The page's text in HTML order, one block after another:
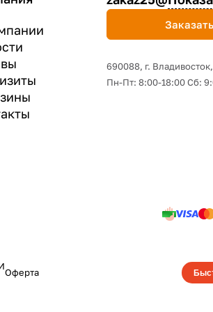
690088, г.
Пн-Пт: 8:00-18:00 Сб:
Оферта